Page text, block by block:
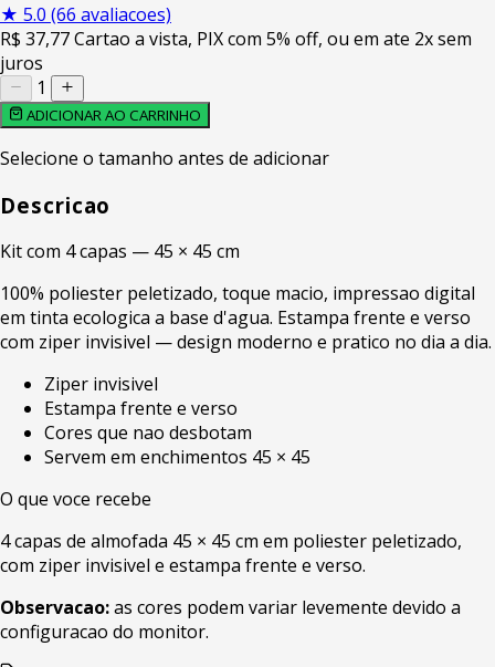
★ 5.0 (66 avaliacoes)
R$ 37,77Cartao a vista, PIX com 5% off, ou em ate 2x sem
juros
1
ADICIONAR AO CARRINHO
Selecione o tamanho antes de adicionar
Descricao
Kit com 4 capas — 45 × 45 cm
100% poliester peletizado, toque macio, impressao digital
em tinta ecologica a base d'agua. Estampa frente e verso
com ziper invisivel — design moderno e pratico no dia a dia.
Ziper invisivel
Estampa frente e verso
Cores que nao desbotam
Servem em enchimentos 45 × 45
O que voce recebe
4 capas de almofada 45 × 45 cm em poliester peletizado,
com ziper invisivel e estampa frente e verso.
Observacao:as cores podem variar levemente devido a
configuracao do monitor.